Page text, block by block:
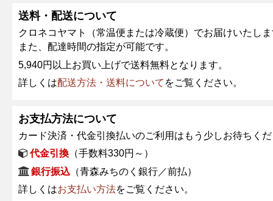
送料・配送について
クロネコヤマト（常温便または冷蔵便）でお届けいたし
また、配達時間の指定が可能です。
5,940円以上お買い上げで送料無料となります。
詳しくは配送方法・送料について をご覧ください。
お支払方法について
カード決済・代金引換払いのご利用はもう少しお待ちく
代金引換 （手数料330円～）
銀行振込 （青森みちのく銀行／前払）
詳しくはお支払い方法をご覧ください。